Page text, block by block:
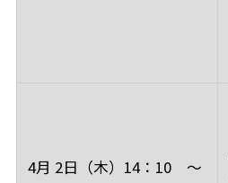
4月 2日（木）14：10 ～